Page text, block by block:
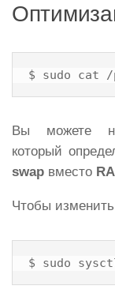
$ sudo cat /
Вы можете
который
swap вместо
Чтобы
$ sudo